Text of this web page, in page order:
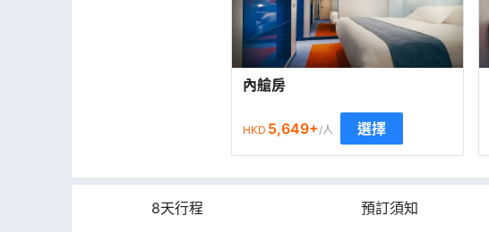
內艙房
HKD 5,649+/人 選擇
8天行程 預訂須知